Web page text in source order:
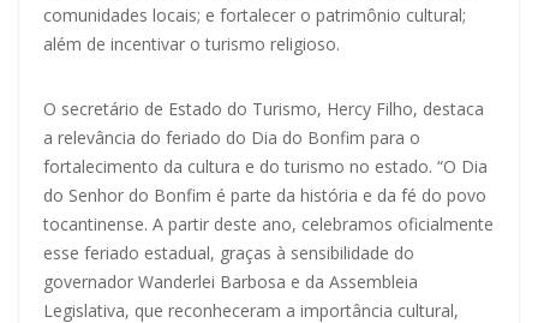
comunidades locais; e fortalecer o patrimônio cultural;
além de incentivar o turismo religioso.
O secretário de Estado do Turismo, Hercy Filho, destaca
a relevância do feriado do Dia do Bonfim para o
fortalecimento da cultura e do turismo no estado. “O Dia
do Senhor do Bonfim é parte da história e da fé do povo
tocantinense. A partir deste ano, celebramos oficialmente
esse feriado estadual, graças à sensibilidade do
governador Wanderlei Barbosa e da Assembleia
Legislativa, que reconheceram a importância cultural,